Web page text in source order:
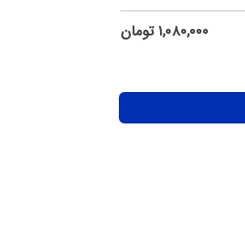
۱,۰۸۰,۰۰۰ تومان